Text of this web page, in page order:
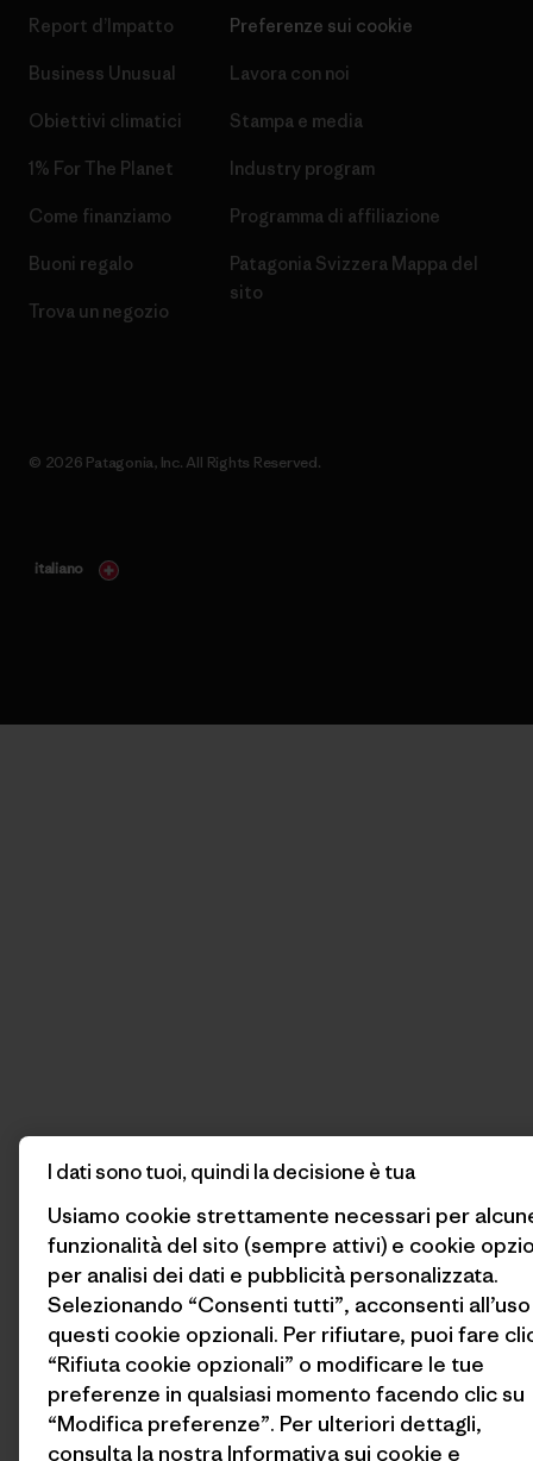
Report d’Impatto
Business Unusual
Obiettivi climatici
1% For The Planet
Come finanziamo
Buoni regalo
Trova un negozio
Preferenze sui cookie
Lavora con noi
Stampa e media
Industry program
Programma di affiliazione
Patagonia Svizzera Mappa del
sito
© 2026 Patagonia, Inc. All Rights Reserved.
italiano
I dati sono tuoi, quindi la decisione è tua
Usiamo cookie strettamente necessari per
funzionalità del sito (sempre attivi) e cookie
per analisi dei dati e pubblicità personalizzata.
Selezionando “Consenti tutti”, acconsenti
questi cookie opzionali. Per rifiutare, puoi fare
“Rifiuta cookie opzionali” o modificare le tue
preferenze in qualsiasi momento facendo clic su
“Modifica preferenze”. Per ulteriori dettagli,
consulta la nostra Informativa sui cookie e